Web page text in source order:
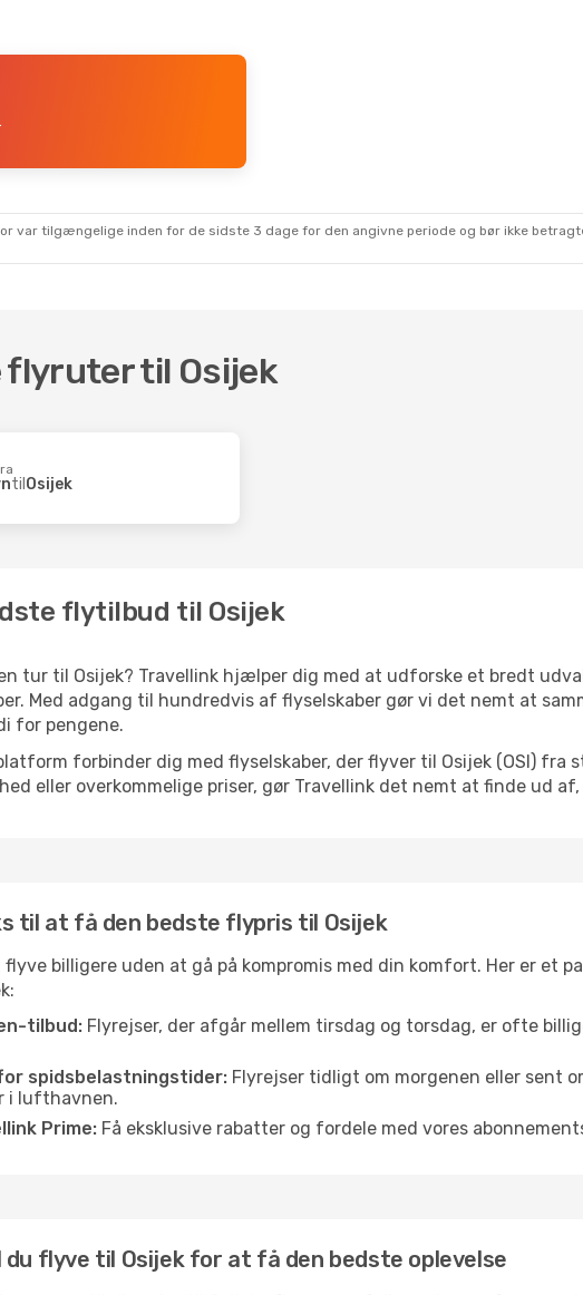
var tilgængelige inden for de sidste 3 dage for den angivne periode og bør ikke
til Osijek
til Osijek
flytilbud til Osijek
tur til Osijek? Travellink hjælper dig med at udforske et bredt
Med adgang til hundredvis af flyselskaber gør vi det nemt at
for pengene.
forbinder dig med flyselskaber, der flyver til Osijek (OSI) fra
eller overkommelige priser, gør Travellink det nemt at finde ud
til at få den bedste flypris til Osijek
billigere uden at gå på kompromis med din komfort. Her er et
tilbud: Flyrejser, der afgår mellem tirsdag og torsdag, er ofte
spidsbelastningstider: Flyrejser tidligt om morgenen eller sent
i lufthavnen.
Prime: Få eksklusive rabatter og fordele med vores
du flyve til Osijek for at få den bedste oplevelse